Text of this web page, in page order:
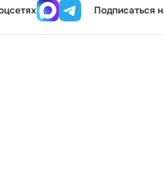
Подписаться